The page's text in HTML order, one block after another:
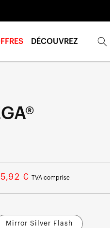
DÉCOUVREZ
€ TVA comprise
Mirror Silver Flash